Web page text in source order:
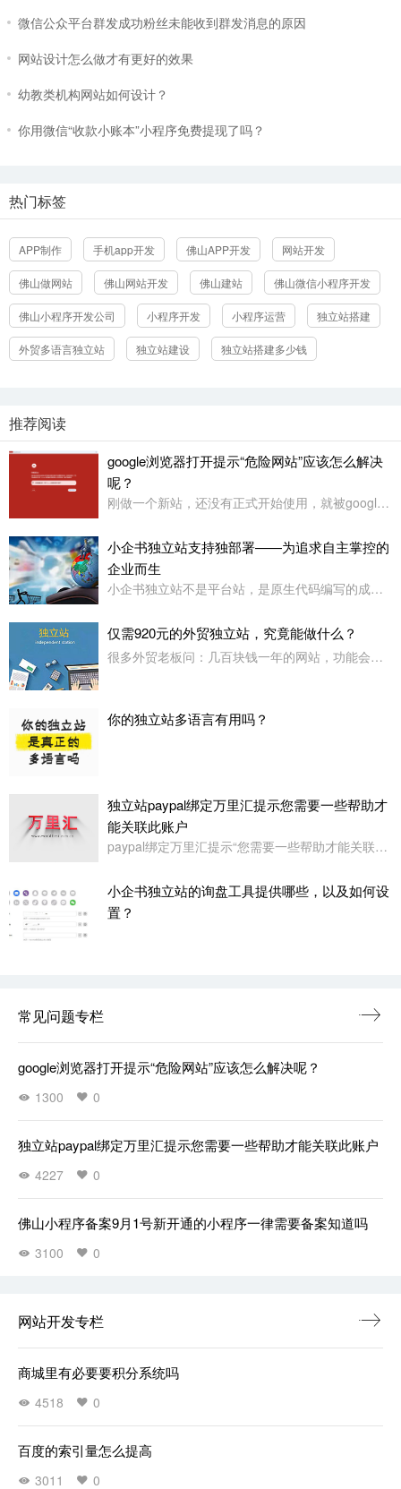
微信公众平台群发成功粉丝未能收到群发消息的原因
网站设计怎么做才有更好的效果
幼教类机构网站如何设计？
你用微信“收款小账本”小程序免费提现了吗？
热门标签
APP制作 手机app开发 佛山APP开发 网站开发
佛山做网站 佛山网站开发 佛山建站 佛山微信小程序开发
佛山小程序开发公司 小程序开发 小程序运营 独立站搭建
外贸多语言独立站 独立站建设 独立站搭建多少钱
推荐阅读
google浏览器打开提示“危险网站”应该怎么解决
呢？
刚做一个新站，还没有正式开始使用，就被google浏览器定义为“危险网站”了，其它浏览器没有任何提示或影响
小企书独立站支持独部署——为追求自主掌控的
企业而生
小企书独立站不是平台站，是原生代码编写的成品站。不依赖于任何第三方平台，所以是支持客户自行购买服务器，并把网站搭建在自己的服务器上使用！
仅需920元的外贸独立站，究竟能做什么？
很多外贸老板问：几百块钱一年的网站，功能会不会很简陋？小企书专业版本用实力告诉你：920元，足够打造一个专业级的外贸展示站。
你的独立站多语言有用吗？
独立站paypal绑定万里汇提示您需要一些帮助才
能关联此账户
paypal绑定万里汇提示“您需要一些帮助才能关联此账户。请联系我们寻求帮助,或者您也可以绑定其它账户”
小企书独立站的询盘工具提供哪些，以及如何设
置？
常见问题专栏
google浏览器打开提示“危险网站”应该怎么解决呢？
1300 0
独立站paypal绑定万里汇提示您需要一些帮助才能关联此账户
4227 0
佛山小程序备案9月1号新开通的小程序一律需要备案知道吗
3100 0
网站开发专栏
商城里有必要要积分系统吗
4518 0
百度的索引量怎么提高
3011 0